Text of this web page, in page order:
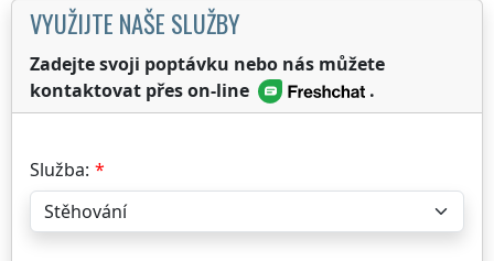
VYUŽIJTE NAŠE SLUŽBY
Zadejte svoji poptávku nebo nás můžete
kontaktovat přes on-line
.
Služba: